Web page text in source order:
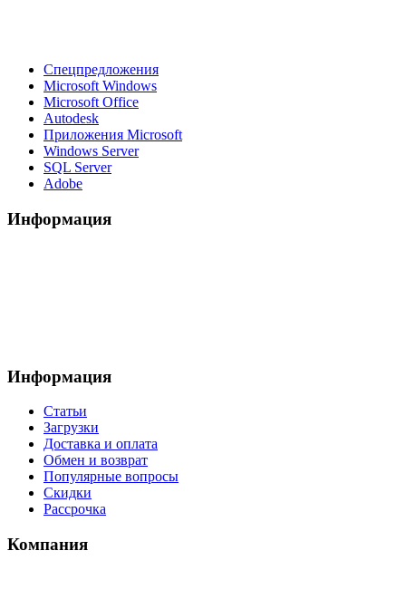
Спецпредложения
Microsoft Windows
Microsoft Office
Autodesk
Приложения Microsoft
Windows Server
SQL Server
Adobe
Информация
Информация
Статьи
Загрузки
Доставка и оплата
Обмен и возврат
Популярные вопросы
Скидки
Рассрочка
Компания